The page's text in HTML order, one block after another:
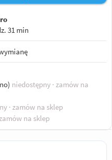
31 min
niedostępny · zamów na
· zamów na sklep
na sklep